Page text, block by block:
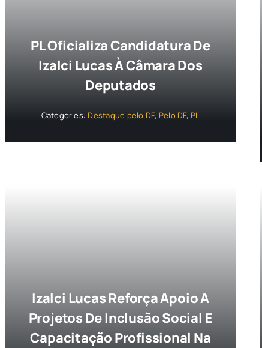
PL Oficializa Candidatura De
Izalci Lucas À Câmara Dos
Deputados
Categories: Destaque pelo DF, Pelo DF, PL
Izalci Lucas Reforça Apoio A
Projetos De Inclusão Social E
Capacitação Profissional Na